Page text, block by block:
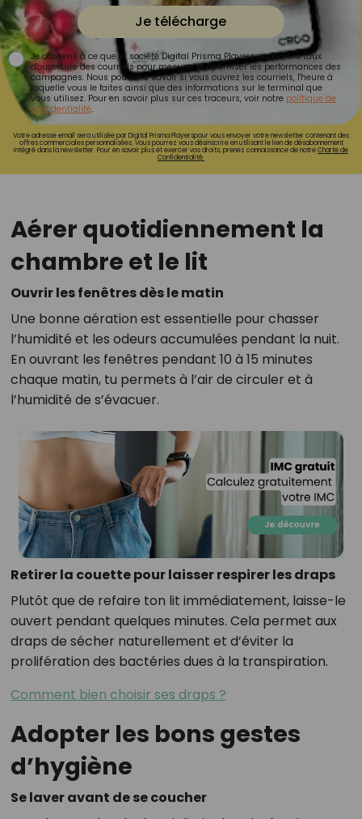
Je télécharge
Je consens à ce que la société Digital Prisma Players analyse le taux
d'ouverture des courriels pour mesurer et optimiser les performances des
campagnes. Nous pourrons savoir si vous ouvrez les courriels, l'heure à
laquelle vous le faites ainsi que des informations sur le terminal que
vous utilisez. Pour en savoir plus sur ces traceurs, voir notre politique de
confidentialité.
Votre adresse email sera utilisée par Digital Prisma Playerspour vous envoyer votre newsletter contenant des
offres commerciales personnalisées. Vous pourrez vous désinscrire en utilisant le lien de désabonnement
intégré dans la newsletter. Pour en savoir plus et exercer vos droits, prenez connaissance de notreCharte de
Confidentialité.
Aérer quotidiennement la
chambre et le lit
Ouvrir les fenêtres dès le matin
Une bonne aération est essentielle pour chasser
l’humidité et les odeurs accumulées pendant la nuit.
En ouvrant les fenêtres pendant 10 à 15 minutes
chaque matin, tu permets à l’air de circuler et à
l’humidité de s’évacuer.
Retirer la couette pour laisser respirer les draps
Plutôt que de refaire ton lit immédiatement, laisse-le
ouvert pendant quelques minutes. Cela permet aux
draps de sécher naturellement et d’éviter la
prolifération des bactéries dues à la transpiration.
Comment bien choisir ses draps ?
Adopter les bons gestes
d’hygiène
Se laver avant de se coucher